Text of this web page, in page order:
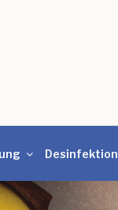
Desinfektion